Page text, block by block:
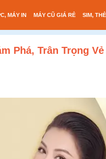
MÁY IN MÁY CŨ GIÁ RẺ SIM,
Phá, Trân Trọng